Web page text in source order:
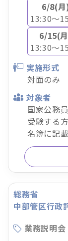
6/8(
13:30～
6/15(
13:30～
実施形式
対面のみ
対象者
国家公務
受験する
名簿に記
総務省
中部管区行政
業務説明会